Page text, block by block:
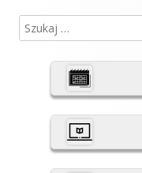
Główny
panel
boczny
Szukaj: